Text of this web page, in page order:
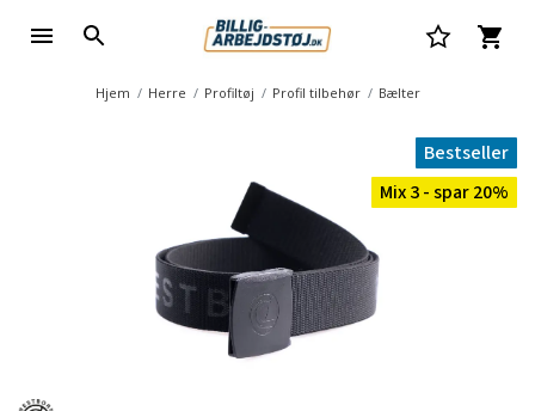
Hjem Herre Profiltøj Profil tilbehør Bælter
Bestseller
Mix 3 - spar 20%